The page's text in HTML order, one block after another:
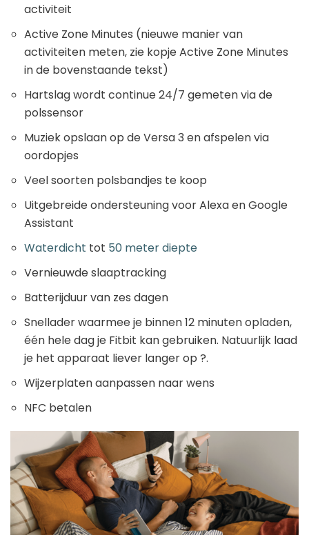
activiteit
Active Zone Minutes (nieuwe manier van
activiteiten meten, zie kopje Active Zone Minutes
in de bovenstaande tekst)
Hartslag wordt continue 24/7 gemeten via de
polssensor
Muziek opslaan op de Versa 3 en afspelen via
oordopjes
Veel soorten polsbandjes te koop
Uitgebreide ondersteuning voor Alexa en Google
Assistant
Waterdicht tot 50 meter diepte
Vernieuwde slaaptracking
Batterijduur van zes dagen
Snellader waarmee je binnen 12 minuten opladen,
één hele dag je Fitbit kan gebruiken. Natuurlijk laad
je het apparaat liever langer op ?.
Wijzerplaten aanpassen naar wens
NFC betalen